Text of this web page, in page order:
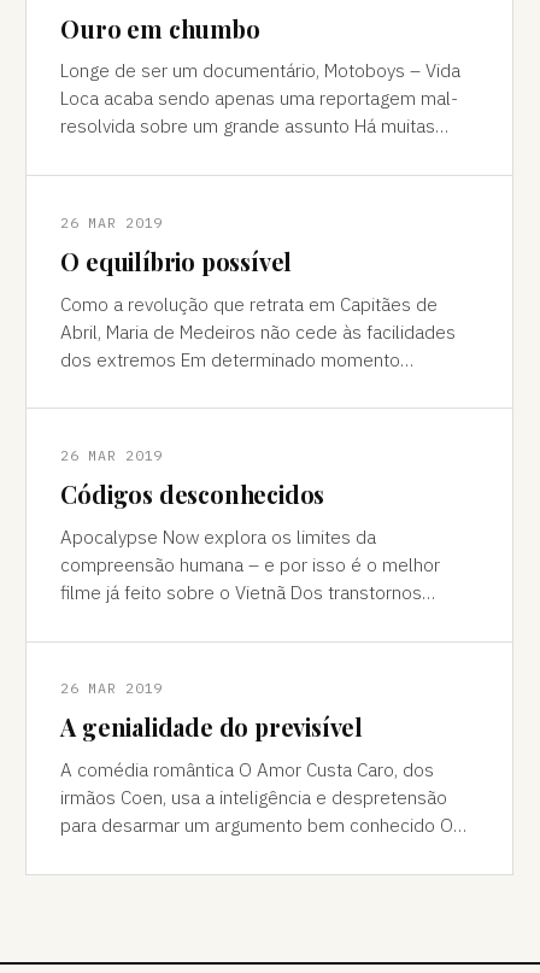
Ouro em chumbo
Longe de ser um documentário, Motoboys – Vida
Loca acaba sendo apenas uma reportagem mal-
resolvida sobre um grande assunto Há muitas
26 MAR 2019
O equilíbrio possível
Como a revolução que retrata em Capitães de
Abril, Maria de Medeiros não cede às facilidades
dos extremos Em determinado momento
26 MAR 2019
Códigos desconhecidos
Apocalypse Now explora os limites da
compreensão humana – e por isso é o melhor
filme já feito sobre o Vietnã Dos transtornos
26 MAR 2019
A genialidade do previsível
A comédia romântica O Amor Custa Caro, dos
irmãos Coen, usa a inteligência e despretensão
para desarmar um argumento bem conhecido O